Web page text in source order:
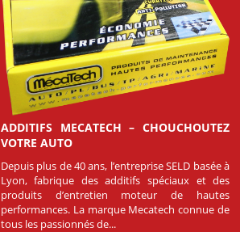
ADDITIFS MECATECH – CHOUCHOUTEZ
VOTRE AUTO
Depuis plus de 40 ans, l’entreprise SELD basée à
Lyon, fabrique des additifs spéciaux et des
produits d’entretien moteur de hautes
performances. La marque Mecatech connue de
tous les passionnés de...